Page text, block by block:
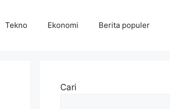
Tekno Ekonomi Berita populer
Cari